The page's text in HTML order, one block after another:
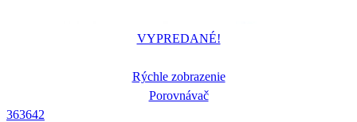
VYPREDANÉ!
Rýchle zobrazenie
Porovnávač
363642